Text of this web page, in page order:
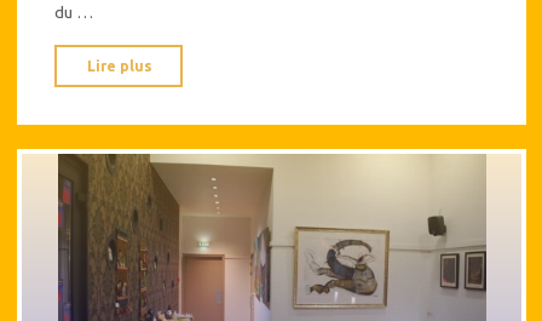
du …
Lire plus
sur
le
cinéma
espagnol
latino-
américain
2023"